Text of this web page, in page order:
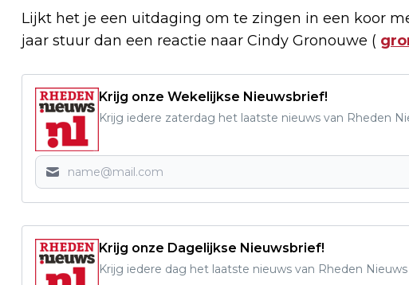
Lijkt het je een uitdaging om te zingen in een koor
jaar stuur dan een reactie naar Cindy Gronouwe (
Krijg onze Wekelijkse Nieuwsbrief!
Krijg iedere zaterdag het laatste nieuws van Rheden
Krijg onze Dagelijkse Nieuwsbrief!
Krijg iedere dag het laatste nieuws van Rheden